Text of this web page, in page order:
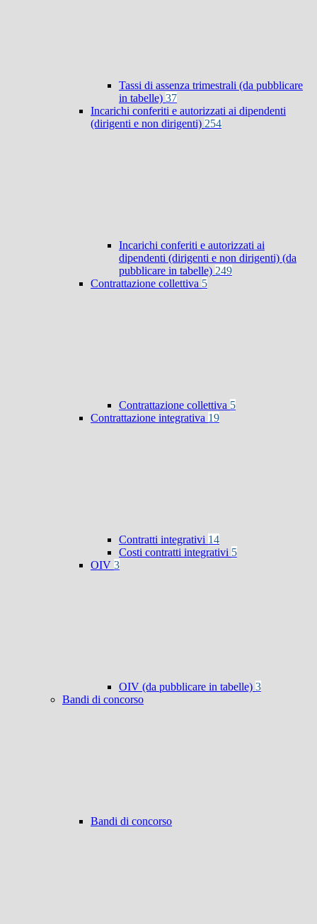
Tassi di assenza trimestrali (da pubblicare
in tabelle) 37
Incarichi conferiti e autorizzati ai dipendenti
(dirigenti e non dirigenti) 254
Incarichi conferiti e autorizzati ai
dipendenti (dirigenti e non dirigenti) (da
pubblicare in tabelle) 249
Contrattazione collettiva 5
Contrattazione collettiva 5
Contrattazione integrativa 19
Contratti integrativi 14
Costi contratti integrativi 5
OIV 3
OIV (da pubblicare in tabelle) 3
Bandi di concorso
Bandi di concorso